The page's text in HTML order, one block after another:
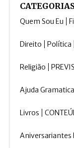
Quem Sou Eu
Direito Política
Religião
Ajuda
Livros
Aniversariantes